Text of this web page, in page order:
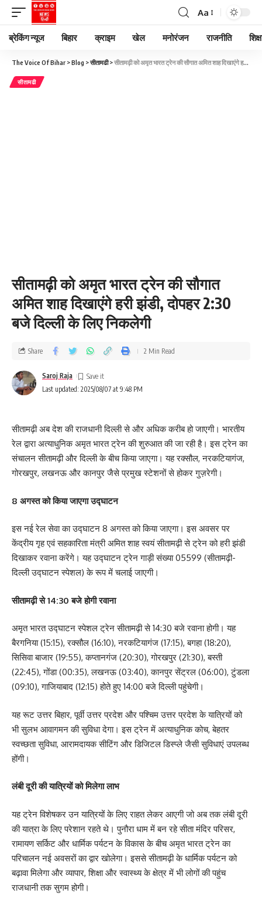
Aa
ब्रेकिंग न्यूज बिहार क्राइम खेल मनोरंजन राजनीति
The Voice Of Bihar >Blog >सीतामढी>सीतामढ़ी को अमृत भारत ट्रेन की सौगात अमित शाह दिखाएंगे हरी झंडी, दोपहर 2:30 बजे दिल्ली के लिए निकलेगी
सीतामढी
सीतामढ़ी को अमृत भारत ट्रेन की सौगात
अमित शाह दिखाएंगे हरी झंडी, दोपहर 2:30
बजे दिल्ली के लिए निकलेगी
Last updated: 2025/08/07 at 9:48 PM
Saroj Raja
Share 2 Min Read
सीतामढ़ी अब देश की राजधानी दिल्ली से और अधिक करीब हो जाएगी। भारतीय
रेल द्वारा अत्याधुनिक अमृत भारत ट्रेन की शुरुआत की जा रही है। इस ट्रेन का
संचालन सीतामढ़ी और दिल्ली के बीच किया जाएगा। यह रक्सौल, नरकटियागंज,
गोरखपुर, लखनऊ और कानपुर जैसे प्रमुख स्टेशनों से होकर गुज़रेगी।
8 अगस्त को किया जाएगा उद्घाटन
इस नई रेल सेवा का उद्घाटन 8 अगस्त को किया जाएगा। इस अवसर पर
केंद्रीय गृह एवं सहकारिता मंत्री अमित शाह स्वयं सीतामढ़ी से ट्रेन को हरी झंडी
दिखाकर रवाना करेंगे। यह उद्घाटन ट्रेन गाड़ी संख्या 05599 (सीतामढ़ी-
दिल्ली उद्घाटन स्पेशल) के रूप में चलाई जाएगी।
सीतामढ़ी से 14:30 बजे होगी रवाना
अमृत भारत उद्घाटन स्पेशल ट्रेन सीतामढ़ी से 14:30 बजे रवाना होगी। यह
बैरगनिया (15:15), रक्सौल (16:10), नरकटियागंज (17:15), बगहा (18:20),
सिसिवा बाजार (19:55), कप्तानगंज (20:30), गोरखपुर (21:30), बस्ती
(22:45), गोंडा (00:35), लखनऊ (03:40), कानपुर सेंट्रल (06:00), टुंडला
(09:10), गाजियाबाद (12:15) होते हुए 14:00 बजे दिल्ली पहुंचेगी।
यह रूट उत्तर बिहार, पूर्वी उत्तर प्रदेश और पश्चिम उत्तर प्रदेश के यात्रियों को
भी सुलभ आवागमन की सुविधा देगा। इस ट्रेन में अत्याधुनिक कोच, बेहतर
स्वच्छता सुविधा, आरामदायक सीटिंग और डिजिटल डिस्प्ले जैसी सुविधाएं उपलब्ध
होंगी।
लंबी दूरी की यात्रियों को मिलेगा लाभ
यह ट्रेन विशेषकर उन यात्रियों के लिए राहत लेकर आएगी जो अब तक लंबी दूरी
की यात्रा के लिए परेशान रहते थे। पुनौरा धाम में बन रहे सीता मंदिर परिसर,
रामायण सर्किट और धार्मिक पर्यटन के विकास के बीच अमृत भारत ट्रेन का
परिचालन नई अवसरों का द्वार खोलेगा। इससे सीतामढ़ी के धार्मिक पर्यटन को
बढ़ावा मिलेगा और व्यापार, शिक्षा और स्वास्थ्य के क्षेत्र में भी लोगों की पहुंच
राजधानी तक सुगम होगी।